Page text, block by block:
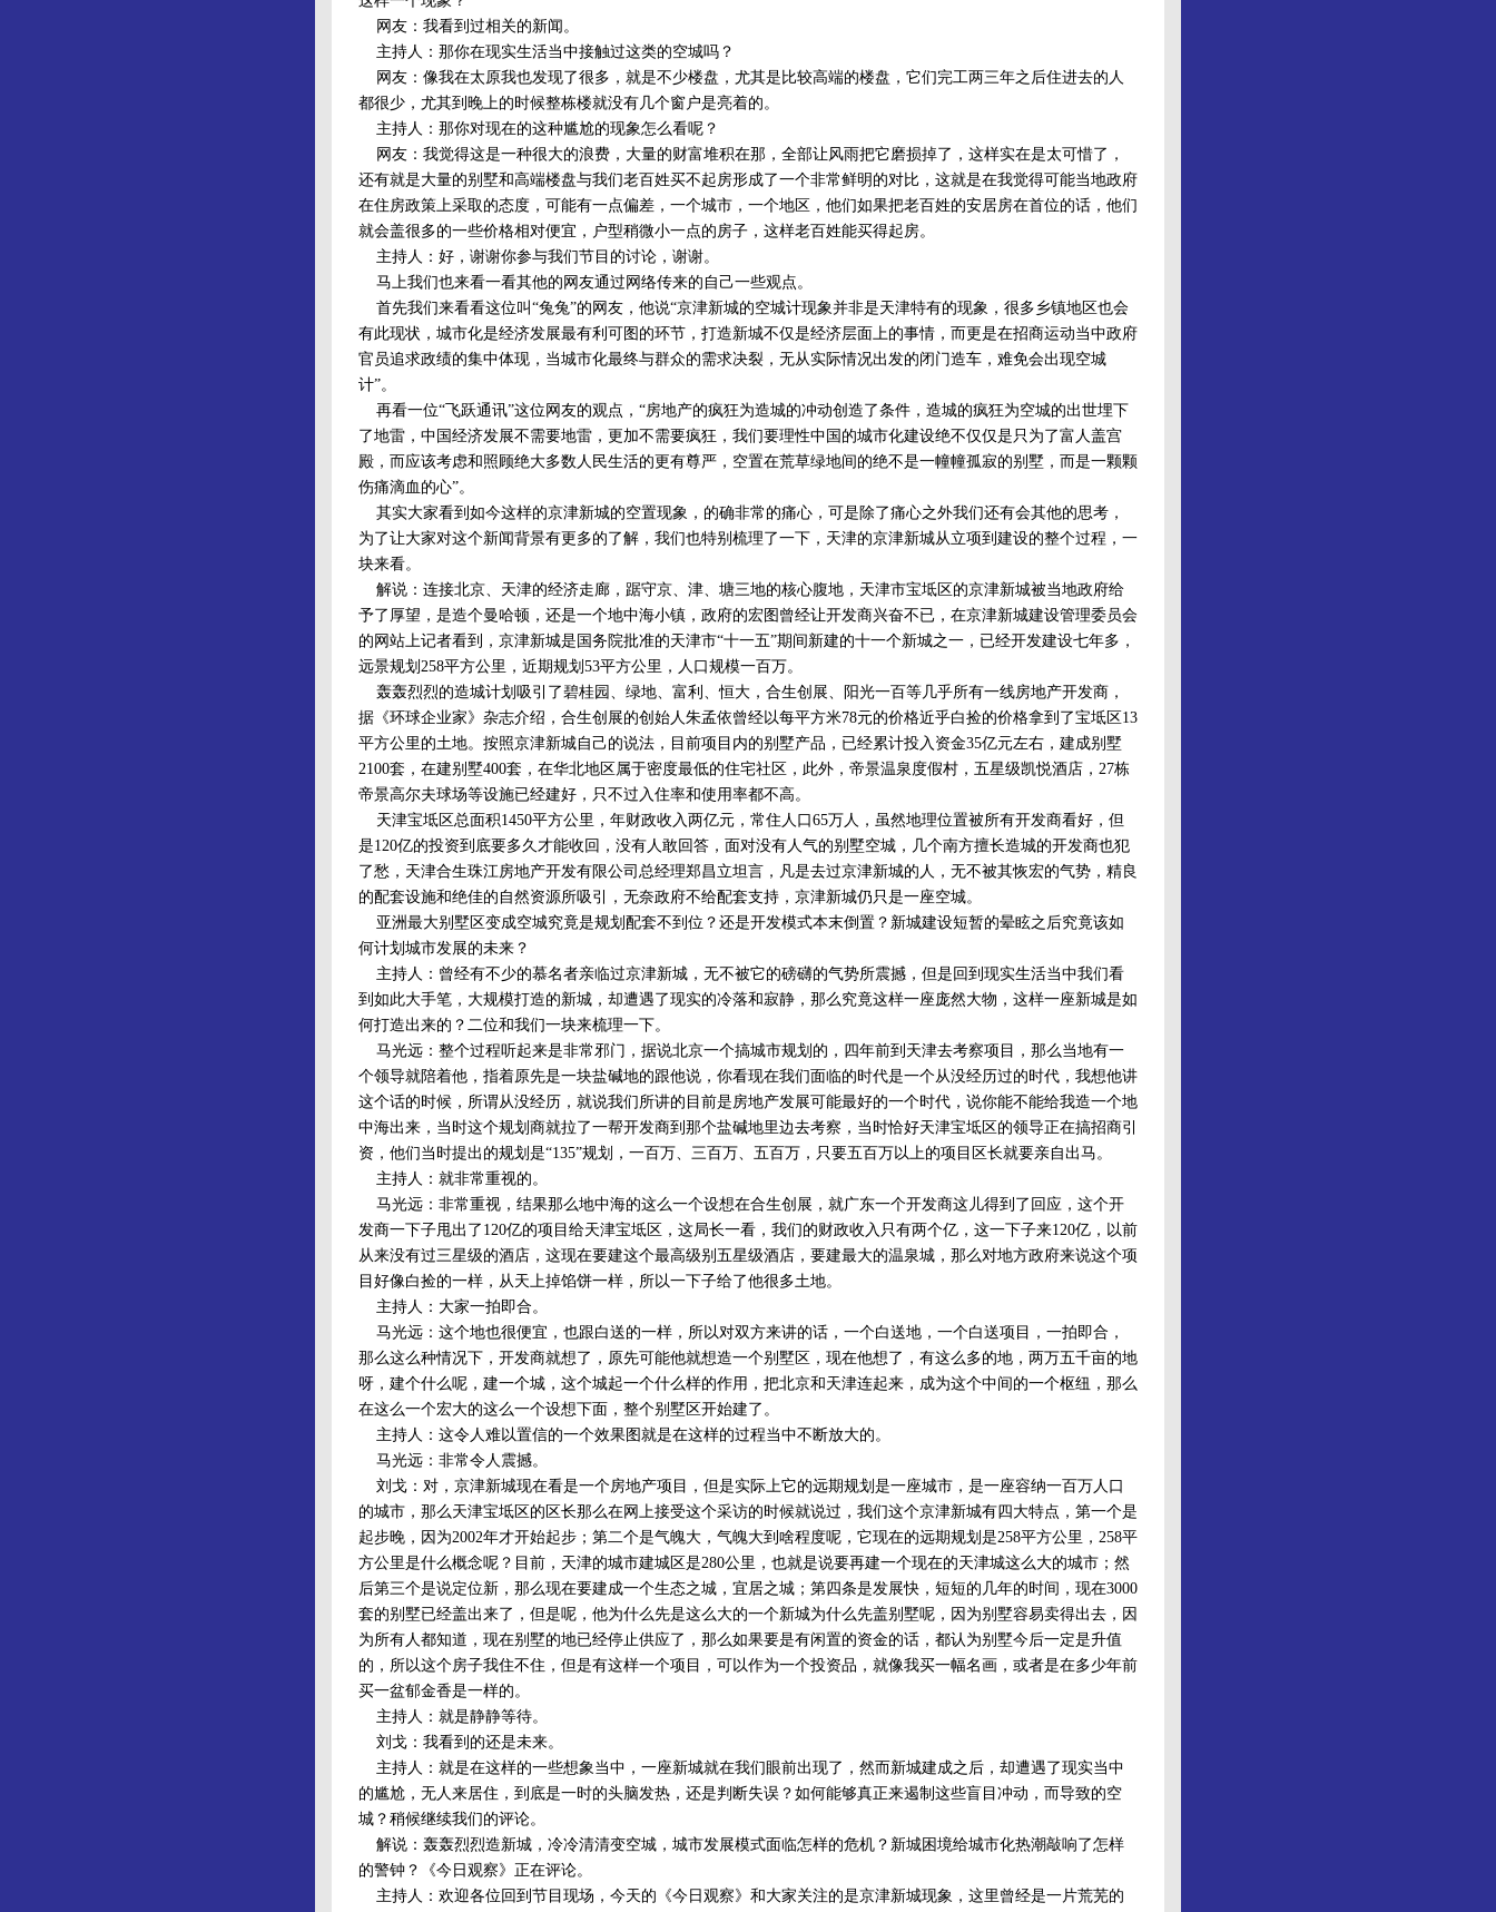
网友：我看到过相关的新闻。
主持人：那你在现实生活当中接触过这类的空城吗？
网友：像我在太原我也发现了很多，就是不少楼盘，尤其是比较高端的楼盘，它们完工两三年之后住进去的人
都很少，尤其到晚上的时候整栋楼就没有几个窗户是亮着的。
主持人：那你对现在的这种尴尬的现象怎么看呢？
网友：我觉得这是一种很大的浪费，大量的财富堆积在那，全部让风雨把它磨损掉了，这样实在是太可惜了，
还有就是大量的别墅和高端楼盘与我们老百姓买不起房形成了一个非常鲜明的对比，这就是在我觉得可能当地政府
在住房政策上采取的态度，可能有一点偏差，一个城市，一个地区，他们如果把老百姓的安居房在首位的话，他们
就会盖很多的一些价格相对便宜，户型稍微小一点的房子，这样老百姓能买得起房。
主持人：好，谢谢你参与我们节目的讨论，谢谢。
马上我们也来看一看其他的网友通过网络传来的自己一些观点。
首先我们来看看这位叫“兔兔”的网友，他说“京津新城的空城计现象并非是天津特有的现象，很多乡镇地区也会
有此现状，城市化是经济发展最有利可图的环节，打造新城不仅是经济层面上的事情，而更是在招商运动当中政府
官员追求政绩的集中体现，当城市化最终与群众的需求决裂，无从实际情况出发的闭门造车，难免会出现空城
计”。
再看一位“飞跃通讯”这位网友的观点，“房地产的疯狂为造城的冲动创造了条件，造城的疯狂为空城的出世埋下
了地雷，中国经济发展不需要地雷，更加不需要疯狂，我们要理性中国的城市化建设绝不仅仅是只为了富人盖宫
殿，而应该考虑和照顾绝大多数人民生活的更有尊严，空置在荒草绿地间的绝不是一幢幢孤寂的别墅，而是一颗颗
伤痛滴血的心”。
其实大家看到如今这样的京津新城的空置现象，的确非常的痛心，可是除了痛心之外我们还有会其他的思考，
为了让大家对这个新闻背景有更多的了解，我们也特别梳理了一下，天津的京津新城从立项到建设的整个过程，一
块来看。
解说：连接北京、天津的经济走廊，踞守京、津、塘三地的核心腹地，天津市宝坻区的京津新城被当地政府给
予了厚望，是造个曼哈顿，还是一个地中海小镇，政府的宏图曾经让开发商兴奋不已，在京津新城建设管理委员会
的网站上记者看到，京津新城是国务院批准的天津市“十一五”期间新建的十一个新城之一，已经开发建设七年多，
远景规划258平方公里，近期规划53平方公里，人口规模一百万。
轰轰烈烈的造城计划吸引了碧桂园、绿地、富利、恒大，合生创展、阳光一百等几乎所有一线房地产开发商，
据《环球企业家》杂志介绍，合生创展的创始人朱孟依曾经以每平方米78元的价格近乎白捡的价格拿到了宝坻区13
平方公里的土地。按照京津新城自己的说法，目前项目内的别墅产品，已经累计投入资金35亿元左右，建成别墅
2100套，在建别墅400套，在华北地区属于密度最低的住宅社区，此外，帝景温泉度假村，五星级凯悦酒店，27栋
帝景高尔夫球场等设施已经建好，只不过入住率和使用率都不高。
天津宝坻区总面积1450平方公里，年财政收入两亿元，常住人口65万人，虽然地理位置被所有开发商看好，但
是120亿的投资到底要多久才能收回，没有人敢回答，面对没有人气的别墅空城，几个南方擅长造城的开发商也犯
了愁，天津合生珠江房地产开发有限公司总经理郑昌立坦言，凡是去过京津新城的人，无不被其恢宏的气势，精良
的配套设施和绝佳的自然资源所吸引，无奈政府不给配套支持，京津新城仍只是一座空城。
亚洲最大别墅区变成空城究竟是规划配套不到位？还是开发模式本末倒置？新城建设短暂的晕眩之后究竟该如
何计划城市发展的未来？
主持人：曾经有不少的慕名者亲临过京津新城，无不被它的磅礴的气势所震撼，但是回到现实生活当中我们看
到如此大手笔，大规模打造的新城，却遭遇了现实的冷落和寂静，那么究竟这样一座庞然大物，这样一座新城是如
何打造出来的？二位和我们一块来梳理一下。
马光远：整个过程听起来是非常邪门，据说北京一个搞城市规划的，四年前到天津去考察项目，那么当地有一
个领导就陪着他，指着原先是一块盐碱地的跟他说，你看现在我们面临的时代是一个从没经历过的时代，我想他讲
这个话的时候，所谓从没经历，就说我们所讲的目前是房地产发展可能最好的一个时代，说你能不能给我造一个地
中海出来，当时这个规划商就拉了一帮开发商到那个盐碱地里边去考察，当时恰好天津宝坻区的领导正在搞招商引
资，他们当时提出的规划是“135”规划，一百万、三百万、五百万，只要五百万以上的项目区长就要亲自出马。
主持人：就非常重视的。
马光远：非常重视，结果那么地中海的这么一个设想在合生创展，就广东一个开发商这儿得到了回应，这个开
发商一下子甩出了120亿的项目给天津宝坻区，这局长一看，我们的财政收入只有两个亿，这一下子来120亿，以前
从来没有过三星级的酒店，这现在要建这个最高级别五星级酒店，要建最大的温泉城，那么对地方政府来说这个项
目好像白捡的一样，从天上掉馅饼一样，所以一下子给了他很多土地。
主持人：大家一拍即合。
马光远：这个地也很便宜，也跟白送的一样，所以对双方来讲的话，一个白送地，一个白送项目，一拍即合，
那么这么种情况下，开发商就想了，原先可能他就想造一个别墅区，现在他想了，有这么多的地，两万五千亩的地
呀，建个什么呢，建一个城，这个城起一个什么样的作用，把北京和天津连起来，成为这个中间的一个枢纽，那么
在这么一个宏大的这么一个设想下面，整个别墅区开始建了。
主持人：这令人难以置信的一个效果图就是在这样的过程当中不断放大的。
马光远：非常令人震撼。
刘戈：对，京津新城现在看是一个房地产项目，但是实际上它的远期规划是一座城市，是一座容纳一百万人口
的城市，那么天津宝坻区的区长那么在网上接受这个采访的时候就说过，我们这个京津新城有四大特点，第一个是
起步晚，因为2002年才开始起步；第二个是气魄大，气魄大到啥程度呢，它现在的远期规划是258平方公里，258平
方公里是什么概念呢？目前，天津的城市建城区是280公里，也就是说要再建一个现在的天津城这么大的城市；然
后第三个是说定位新，那么现在要建成一个生态之城，宜居之城；第四条是发展快，短短的几年的时间，现在3000
套的别墅已经盖出来了，但是呢，他为什么先是这么大的一个新城为什么先盖别墅呢，因为别墅容易卖得出去，因
为所有人都知道，现在别墅的地已经停止供应了，那么如果要是有闲置的资金的话，都认为别墅今后一定是升值
的，所以这个房子我住不住，但是有这样一个项目，可以作为一个投资品，就像我买一幅名画，或者是在多少年前
买一盆郁金香是一样的。
主持人：就是静静等待。
刘戈：我看到的还是未来。
主持人：就是在这样的一些想象当中，一座新城就在我们眼前出现了，然而新城建成之后，却遭遇了现实当中
的尴尬，无人来居住，到底是一时的头脑发热，还是判断失误？如何能够真正来遏制这些盲目冲动，而导致的空
城？稍候继续我们的评论。
解说：轰轰烈烈造新城，冷冷清清变空城，城市发展模式面临怎样的危机？新城困境给城市化热潮敲响了怎样
的警钟？《今日观察》正在评论。
主持人：欢迎各位回到节目现场，今天的《今日观察》和大家关注的是京津新城现象，这里曾经是一片荒芜的